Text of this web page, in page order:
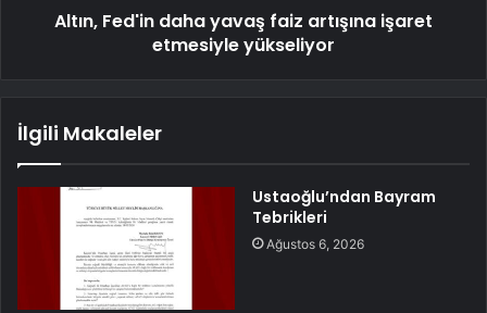
Altın, Fed'in daha yavaş faiz artışına işaret
etmesiyle yükseliyor
İlgili Makaleler
Ustaoğlu’ndan Bayram
Tebrikleri
Ağustos 6, 2026